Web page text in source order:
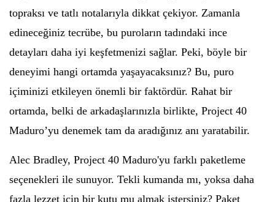
topraksı ve tatlı notalarıyla dikkat çekiyor. Zamanla
edineceğiniz tecrübe, bu puroların tadındaki ince
detayları daha iyi keşfetmenizi sağlar. Peki, böyle bir
deneyimi hangi ortamda yaşayacaksınız? Bu, puro
içiminizi etkileyen önemli bir faktördür. Rahat bir
ortamda, belki de arkadaşlarınızla birlikte, Project 40
Maduro’yu denemek tam da aradığınız anı yaratabilir.
Alec Bradley, Project 40 Maduro'yu farklı paketleme
seçenekleri ile sunuyor. Tekli kumanda mı, yoksa daha
fazla lezzet için bir kutu mu almak istersiniz? Paket